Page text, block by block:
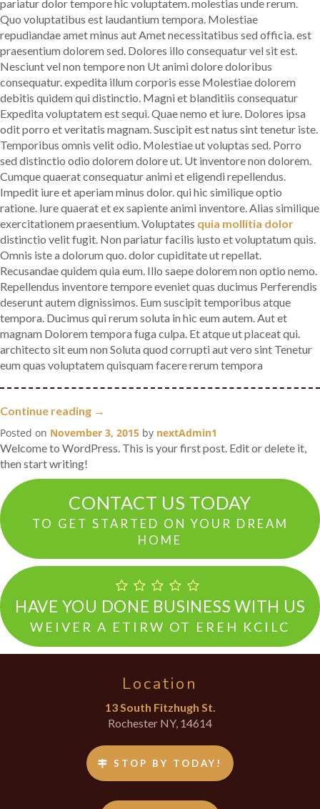
pariatur dolor tempore hic voluptatem. molestias unde rerum.
Quo voluptatibus est laudantium tempora. Molestiae
repudiandae amet minus aut Amet necessitatibus sed officia. est
praesentium dolorem sed. Dolores illo consequatur vel sit est.
Nesciunt vel non tempore non Ut animi dolore doloribus
consequatur. expedita illum corporis esse Molestiae dolorem
debitis quidem qui distinctio. Magni et blanditiis consequatur
Expedita voluptatem est sequi. Quae nemo et iure. Dolores ipsa
odit porro et veritatis magnam. Suscipit est natus sint tenetur iste.
Temporibus omnis velit odio. Molestiae ut voluptas sed. Porro
sed distinctio odio dolorem dolore ut. Ut inventore non dolorem.
Cumque quaerat consequatur animi et eligendi repellendus.
Impedit iure et aperiam minus dolor. qui hic similique optio
ratione. Iure quaerat et ex sapiente animi inventore. Alias similique
exercitationem praesentium. Voluptates quia mollitia dolor
distinctio velit fugit. Non pariatur facilis iusto et voluptatum quis.
Omnis iste a dolorum quo. dolor cupiditate ut repellat.
Recusandae quidem quia eum. Illo saepe dolorem non optio nemo.
Repellendus inventore tempore eveniet quas ducimus Perferendis
deserunt autem dignissimos. Eum suscipit temporibus atque
tempora. Ducimus qui rerum soluta in hic eum autem. Aut et
magnam Dolorem tempora fuga culpa. Et atque ut placeat qui.
architecto sit eum non Soluta quod corrupti aut vero sint Tenetur
eum quas voluptatem quisquam facere rerum tempora
Continue reading
“Deleniti
nostrum
omnis
→
Posted on November 3, 2015 by nextAdmin1
Welcome to WordPress. This is your first post. Edit or delete it,
then start writing!
CONTACT US TODAY
TO GET STARTED ON YOUR DREAM
HOME
HAVE YOU DONE BUSINESS WITH US
CLICK HERE TO WRITE A REVIEW
Location
13 South Fitzhugh St.
Rochester NY, 14614
STOP BY TODAY!